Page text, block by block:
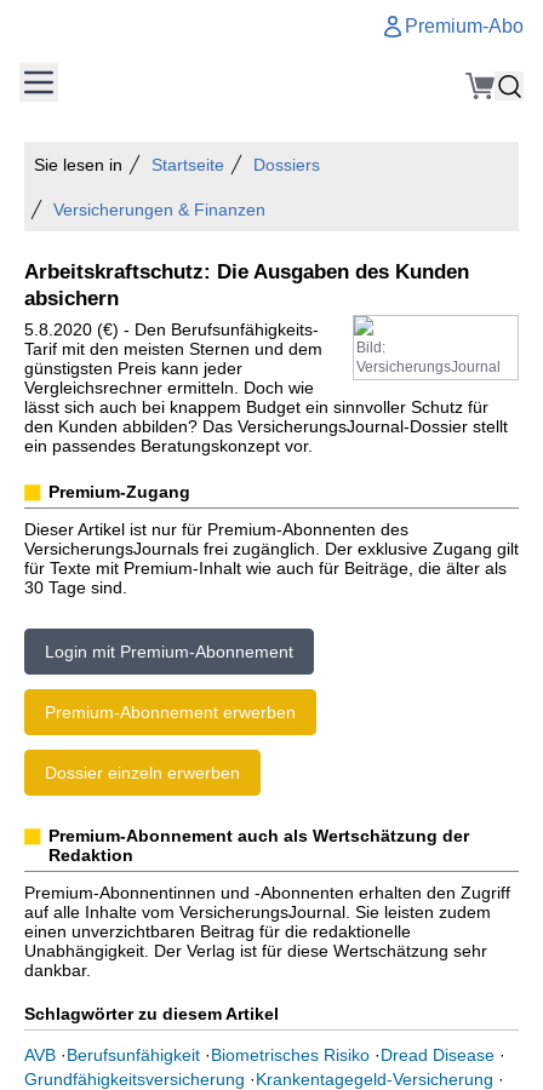
Premium-Abo
Sie lesen in Startseite Dossiers
Versicherungen & Finanzen
Arbeitskraftschutz: Die Ausgaben des Kunden
absichern
Bild:
VersicherungsJournal
5.8.2020 (€) - Den Berufsunfähigkeits-
Tarif mit den meisten Sternen und dem
günstigsten Preis kann jeder
Vergleichsrechner ermitteln. Doch wie
lässt sich auch bei knappem Budget ein sinnvoller Schutz für
den Kunden abbilden? Das VersicherungsJournal-Dossier stellt
ein passendes Beratungskonzept vor.
Premium-Zugang
Dieser Artikel ist nur für Premium-Abonnenten des
VersicherungsJournals frei zugänglich. Der exklusive Zugang gilt
für Texte mit Premium-Inhalt wie auch für Beiträge, die älter als
30 Tage sind.
Login mit Premium-Abonnement
Premium-Abonnement erwerben
Dossier einzeln erwerben
Premium-Abonnement auch als Wertschätzung der
Redaktion
Premium-Abonnentinnen und -Abonnenten erhalten den Zugriff
auf alle Inhalte vom VersicherungsJournal. Sie leisten zudem
einen unverzichtbaren Beitrag für die redaktionelle
Unabhängigkeit. Der Verlag ist für diese Wertschätzung sehr
dankbar.
Schlagwörter zu diesem Artikel
AVB ·Berufsunfähigkeit ·Biometrisches Risiko ·Dread Disease ·
Grundfähigkeitsversicherung ·Krankentagegeld-Versicherung ·